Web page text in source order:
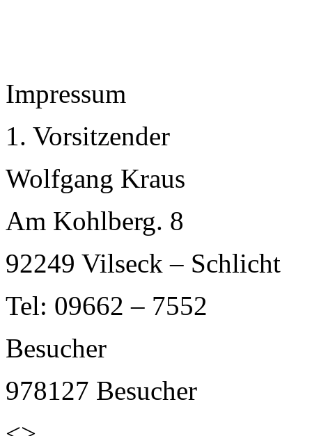
Impressum
1. Vorsitzender
Wolfgang Kraus
Am Kohlberg. 8
92249 Vilseck – Schlicht
Tel: 09662 – 7552
Besucher
978127 Besucher